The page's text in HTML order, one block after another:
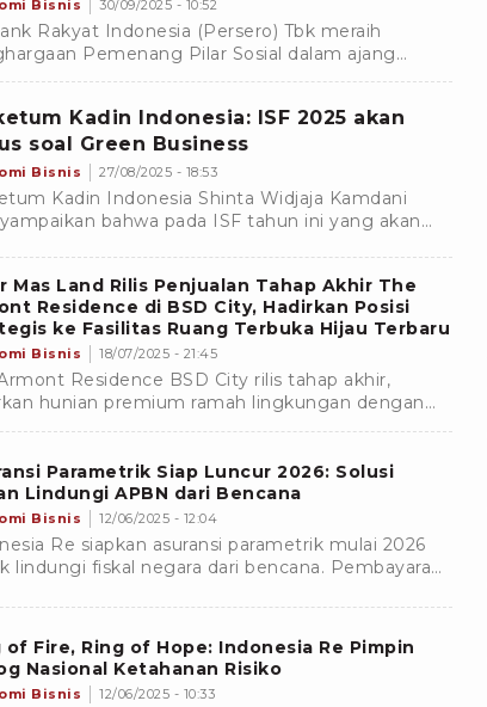
Bisnis 30/09/2025 - 10:52
Rakyat Indonesia (Persero) Tbk meraih
Pemenang Pilar Sosial dalam ajang
Environmental, Social, and Governance (ESG)
Kadin Indonesia: ISF 2025 akan
soal Green Business
Bisnis 27/08/2025 - 18:53
Kadin Indonesia Shinta Widjaja Kamdani
bahwa pada ISF tahun ini yang akan
Mas Land Rilis Penjualan Tahap Akhir The
Residence di BSD City, Hadirkan Posisi
ke Fasilitas Ruang Terbuka Hijau Terbaru
Bisnis 18/07/2025 - 21:45
Residence BSD City rilis tahap akhir,
hunian premium ramah lingkungan dengan
Parametrik Siap Luncur 2026: Solusi
Lindungi APBN dari Bencana
Bisnis 12/06/2025 - 12:04
Re siapkan asuransi parametrik mulai 2026
lindungi fiskal negara dari bencana. Pembayaran
of Fire, Ring of Hope: Indonesia Re Pimpin
Nasional Ketahanan Risiko
Bisnis 12/06/2025 - 10:33